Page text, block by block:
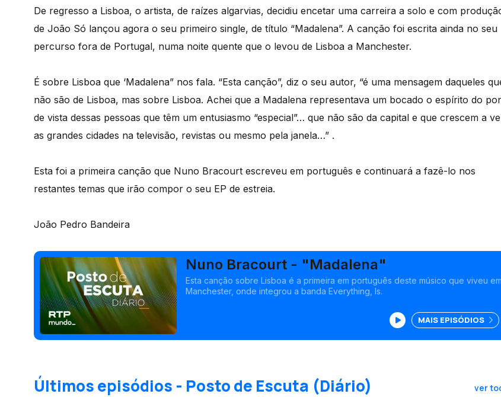
De regresso a Lisboa, o artista, de raízes algarvias, decidiu encetar uma carreira a solo e com
de João Só lançou agora o seu primeiro single, de título “Madalena”. A canção foi escrita ainda no seu
percurso fora de Portugal, numa noite quente que o levou de Lisboa a Manchester.
É sobre Lisboa que ‘Madalena” nos fala. “Esta canção”, diz o seu autor, “é uma mensagem daqueles
não são de Lisboa, mas sobre Lisboa. Achei que a Madalena representava um bocado o espírito do
de vista dessas pessoas que têm um entusiasmo “especial”… que não são da capital e que crescem a
as grandes cidades na televisão, revistas ou mesmo pela janela…” .
Esta foi a primeira canção que Nuno Bracourt escreveu em português e continuará a fazê-lo nos
restantes temas que irão compor o seu EP de estreia.
João Pedro Bandeira
Nuno Bracourt - "Madalena"
Esta canção sobre Lisboa é a primeira em português deste músico que viveu em
Manchester, onde integrou a banda Everything, Is.
MAIS EPISÓDIOS
Últimos episódios - Posto de Escuta (Diário) ver